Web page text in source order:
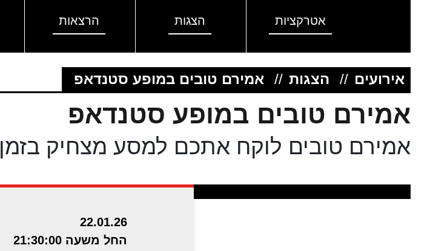
אטרקציות הצגות הרצאות
אירועים // הצגות // אמירם טובים במופע סטנדאפ
אמירם טובים במופע סטנדאפ
אמירם טובים לוקח אתכם למסע מצחיק בזמן
22.01.26
החל משעה 21:30:00